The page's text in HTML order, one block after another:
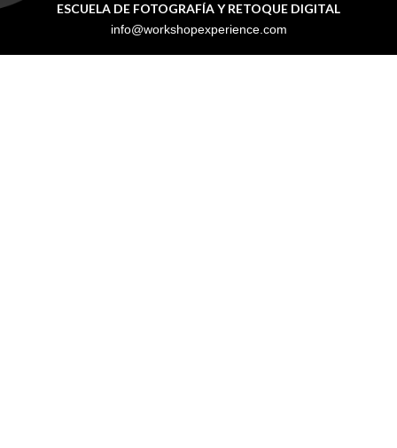
ESCUELA DE FOTOGRAFÍA Y RETOQUE DIGITAL
info@workshopexperience.com